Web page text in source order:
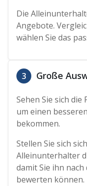
Die
Angebote.
wählen Sie das
3 Große
Sehen Sie sich
um einen
bekommen.
Stellen Sie sich
Alleinunterhalter
damit Sie ihn
bewerten können.